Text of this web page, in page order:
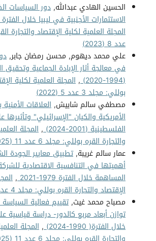
الحسين الهادي عبدالله, دور السياسات
الاستثمارات الأجنبية في ليبيا خلال الفترة (1995-
عدد 8 (2023)
علي محمد ديهوم, محسن رمضان جابر,
في معالجة أثار الإبادة الجماعية وتحقيق
(1994-2020)
, المجلة العلمية لكلية
بوللي: مجلد 3 عدد 5 (2022)
مصطفي سالم شابيش, العلاقات
الأمريكية والكيان "الإسرائيلي"
الفلسطينية (2001-2024)
, المجلة
والتجارة القره بوللي: مجلد 6 عدد 11 (2025)
عمار سالم غريبة, تطبيق معايير الجودة
أهميتها في التنافسية الاقتصادية
المساهمة خلال الفترة 1979-2021
,
الإقتصاد والتجارة القره بوللي: مجلد 4 عدد 7 (2023)
مصباح محمد غيث, تقييم فعالية
توازن أبعاد مربع كالدور- دراسة قياسية
خلال الفترة( 1990-2024)
, المجلة